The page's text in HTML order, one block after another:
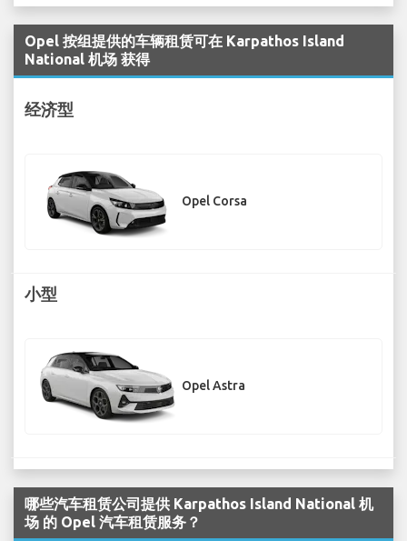
Opel 按组提供的车辆租赁可在 Karpathos Island
National 机场 获得
经济型
Opel Corsa
小型
Opel Astra
哪些汽车租赁公司提供 Karpathos Island National 机
场 的 Opel 汽车租赁服务？